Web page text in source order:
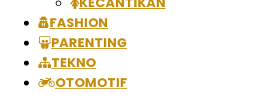
FASHION
PARENTING
TEKNO
OTOMOTIF